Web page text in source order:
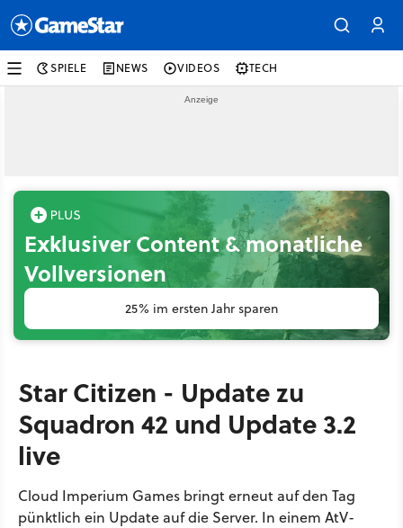
SPIELE NEWS VIDEOS TECH
Exklusiver Content & monatliche
Vollversionen
25% im ersten Jahr sparen
Star Citizen - Update zu
Squadron 42 und Update 3.2
live
Cloud Imperium Games bringt erneut auf den Tag
pünktlich ein Update auf die Server. In einem AtV-